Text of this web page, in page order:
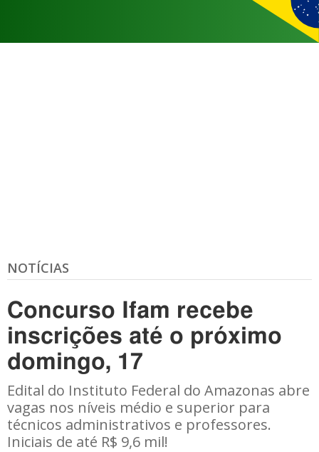
NOTÍCIAS
Concurso Ifam recebe
inscrições até o próximo
domingo, 17
Edital do Instituto Federal do Amazonas abre
vagas nos níveis médio e superior para
técnicos administrativos e professores.
Iniciais de até R$ 9,6 mil!